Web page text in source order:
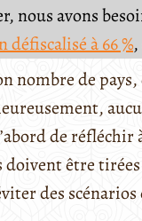
nous avons
défiscalisé à 66 %,
nombre de
de réfléchir
être
des